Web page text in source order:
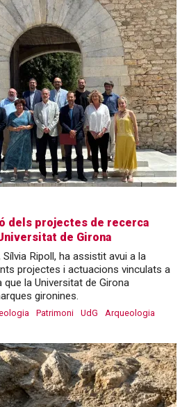
dels projectes de recerca
de Girona
Ripoll, ha assistit avui a la
projectes i actuacions vinculats a
la Universitat de Girona
gironines.
Patrimoni UdG Arqueologia